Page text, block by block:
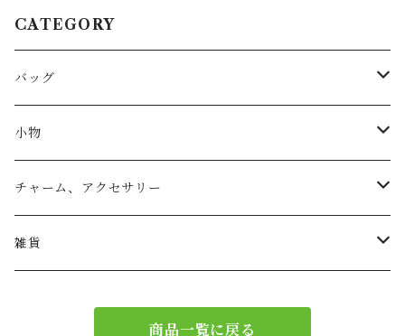
CATEGORY
バッグ
トートバッグ
リュック
ショルダー
小物
小物入れ
チャーム、アクセサリー
バッグチャーム
雑貨
商品一覧に戻る